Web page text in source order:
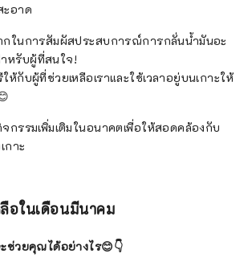
ะอาด
กในการสัมผัสประสบการณ์การกลั่นน้ำมันอะ
หรับผู้ที่สนใจ!
ห้กับผู้ที่ช่วยเหลือเราและใช้เวลาอยู่บนเกาะให้
กรรมเพิ่มเติมในอนาคตเพื่อให้สอดคล้องกับ
กาะ
อในเดือนมีนาคม
ช่วยคุณได้อย่างไร😊👇